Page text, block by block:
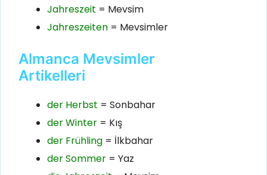
Jahreszeit = Mevsim
Jahreszeiten = Mevsimler
Almanca Mevsimler
Artikelleri
der Herbst = Sonbahar
der Winter = Kış
der Frühling = İlkbahar
der Sommer = Yaz